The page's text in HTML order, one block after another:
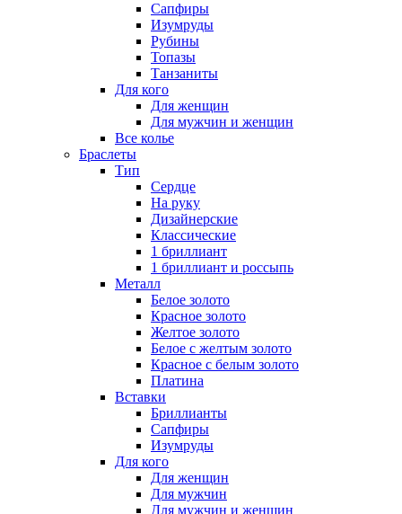
Сапфиры
Изумруды
Рубины
Топазы
Танзаниты
Для кого
Для женщин
Для мужчин и женщин
Все колье
Браслеты
Тип
Сердце
На руку
Дизайнерские
Классические
1 бриллиант
1 бриллиант и россыпь
Металл
Белое золото
Красное золото
Желтое золото
Белое с желтым золото
Красное с белым золото
Платина
Вставки
Бриллианты
Сапфиры
Изумруды
Для кого
Для женщин
Для мужчин
Для мужчин и женщин